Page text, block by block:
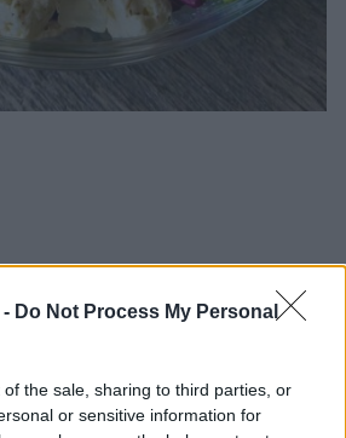
Do Not Process My Personal
the sale, sharing to third parties, or
or sensitive information for